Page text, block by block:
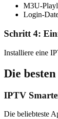
M3U-
Login-
Schritt 4:
Installiere eine
Die
IPTV
Die beliebteste